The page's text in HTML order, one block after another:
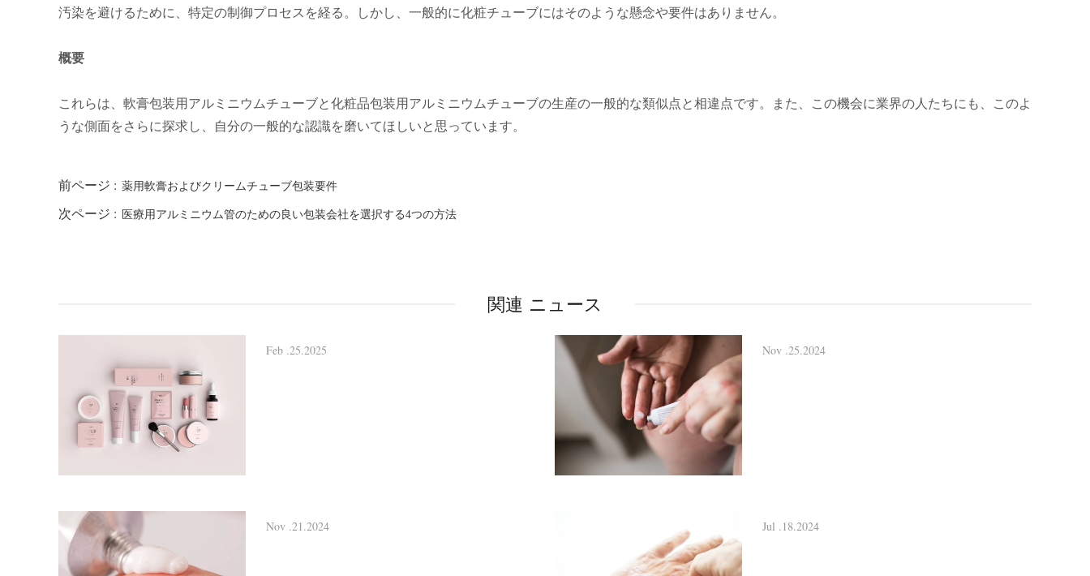
汚染を避けるために、特定の制御プロセスを経る。しかし、一般的に化粧チューブにはそのような懸念や要件はありません。
概要
これらは、軟膏包装用アルミニウムチューブと化粧品包装用アルミニウムチューブの生産の一般的な類似点と相違点です。また、この機会に業界の人たちにも、このよ
うな側面をさらに探求し、自分の一般的な認識を磨いてほしいと思っています。
前ページ : 薬用軟膏およびクリームチューブ包装要件
次ページ : 医療用アルミニウム管のための良い包装会社を選択する4つの方法
関連 ニュース
Feb .25.2025 Nov .25.2024
Nov .21.2024 Jul .18.2024